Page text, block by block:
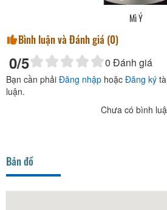
Bình luận và Đánh giá (0)
0/5 0 Đánh giá
Bạn cần phải Đăng nhập hoặc Đăng ký
luận.
Chưa có bình
Bản đồ